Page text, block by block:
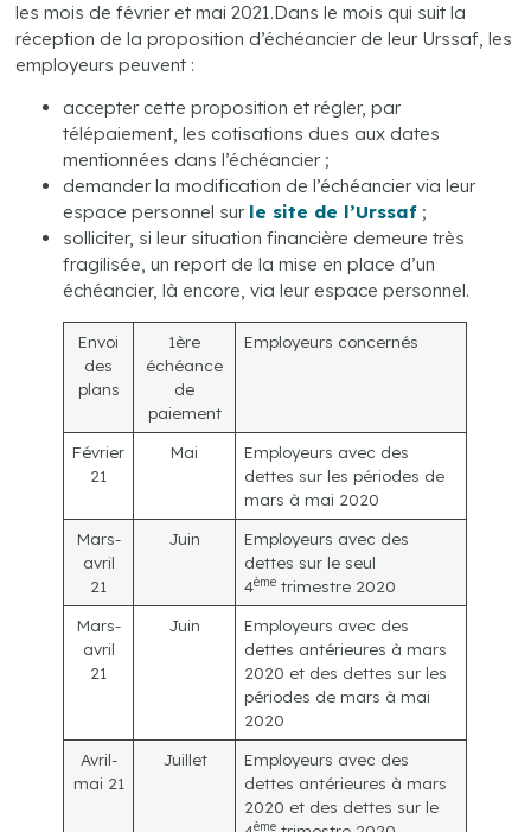
les mois de février et mai 2021.Dans le mois qui suit la
réception de la proposition d’échéancier de leur Urssaf, les
employeurs peuvent :
accepter cette proposition et régler, par
télépaiement, les cotisations dues aux dates
mentionnées dans l’échéancier ;
demander la modification de l’échéancier via leur
espace personnel sur le site de l’Urssaf ;
solliciter, si leur situation financière demeure très
fragilisée, un report de la mise en place d’un
échéancier, là encore, via leur espace personnel.
Envoi
des
plans
1ère
échéance
de
paiement
Employeurs concernés
Février
21
Mai
Employeurs avec des
dettes sur les périodes de
mars à mai 2020
Mars-
avril
21
Juin
Employeurs avec des
dettes sur le seul
4ème trimestre 2020
Mars-
avril
21
Juin
Employeurs avec des
dettes antérieures à mars
2020 et des dettes sur les
périodes de mars à mai
2020
Avril-
mai 21
Juillet
Employeurs avec des
dettes antérieures à mars
2020 et des dettes sur le
ème